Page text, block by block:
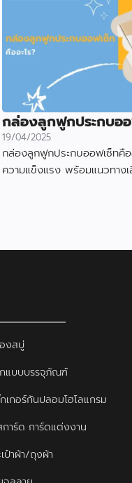
กล่องลูกฟูกประกบออ
19/04/2025
กล่องลูกฟูกประกบออฟเซ็ทคื
ความแข็งแรง พร้อมแนวทาง
งสบู่
แบบบรรจุภัณฑ์
เกอร์กันปลอมโฮโลแกรม
การ์ด การ์ดแต่งงาน
เป๋าผ้า/ถุงผ้า